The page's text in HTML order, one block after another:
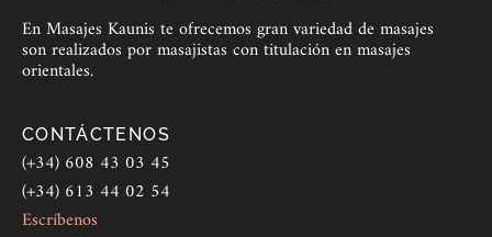
En Masajes Kaunis te ofrecemos gran variedad de masajes
son realizados por masajistas con titulación en masajes
orientales.
CONTÁCTENOS
(+34) 608 43 03 45
(+34) 613 44 02 54
Escríbenos